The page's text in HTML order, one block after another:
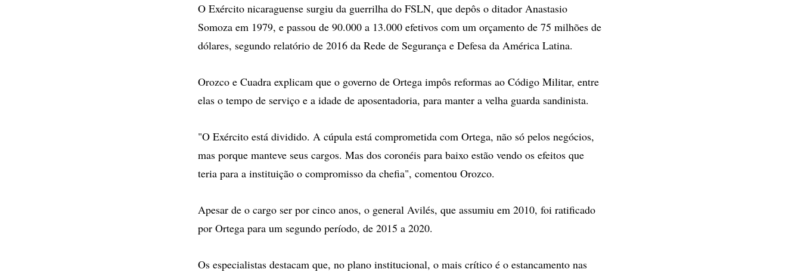
O Exército nicaraguense surgiu da guerrilha do FSLN, que depôs o ditador Anastasio
Somoza em 1979, e passou de 90.000 a 13.000 efetivos com um orçamento de 75 milhões de
dólares, segundo relatório de 2016 da Rede de Segurança e Defesa da América Latina.
Orozco e Cuadra explicam que o governo de Ortega impôs reformas ao Código Militar, entre
elas o tempo de serviço e a idade de aposentadoria, para manter a velha guarda sandinista.
"O Exército está dividido. A cúpula está comprometida com Ortega, não só pelos negócios,
mas porque manteve seus cargos. Mas dos coronéis para baixo estão vendo os efeitos que
teria para a instituição o compromisso da chefia", comentou Orozco.
Apesar de o cargo ser por cinco anos, o general Avilés, que assumiu em 2010, foi ratificado
por Ortega para um segundo período, de 2015 a 2020.
Os especialistas destacam que, no plano institucional, o mais crítico é o estancamento nas